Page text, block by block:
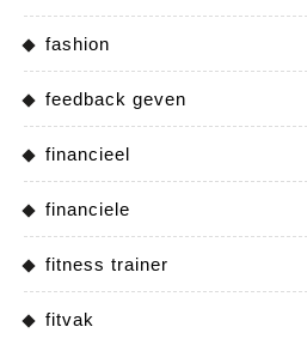
fashion
feedback geven
financieel
financiele
fitness trainer
fitvak